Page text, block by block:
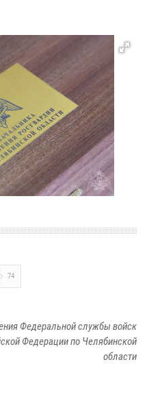
74
Федеральной службы войск
Федерации по Челябинской
области